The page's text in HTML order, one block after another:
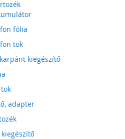
fólia
tok
kiegészítő
adapter